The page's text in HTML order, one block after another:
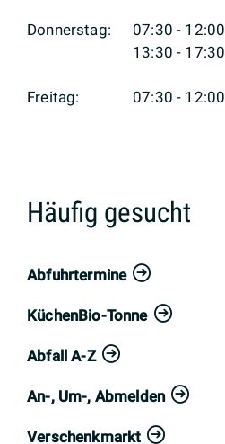
Donnerstag:
07:30 - 12:00
13:30 - 17:30
Freitag: 07:30 - 12:00
Häufig gesucht
Abfuhrtermine
KüchenBio-Tonne
Abfall A-Z
An-, Um-, Abmelden
Verschenkmarkt